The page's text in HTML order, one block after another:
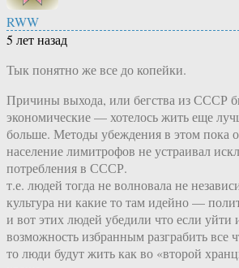
RWW
5 лет назад
Тык понятно же все до копейки.
Причины выхода, или бегства из СССР
экономические — хотелось жить еще
больше. Методы убеждения в этом пока
население лимитрофов не устраивал
потребления в СССР.
т.е. людей тогда не волновала не
культура ни какие то там идейно —
и вот этих людей убедили что если
возможность избранным разграбить
то люди будут жить как во «второй